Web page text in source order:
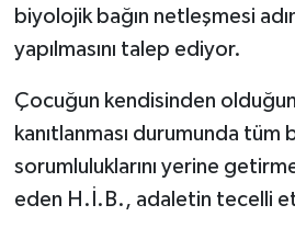
biyolojik bağın netleşmesi
yapılmasını talep ediyor.
Çocuğun kendisinden
kanıtlanması durumunda tüm
sorumluluklarını yerine
eden H.İ.B., adaletin tecelli